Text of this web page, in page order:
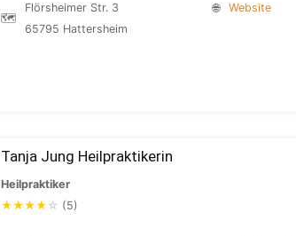
🗺
Flörsheimer Str. 3
65795 Hattersheim
🌐 Website
Tanja Jung Heilpraktikerin
Heilpraktiker
★★★★ ☆ (5)